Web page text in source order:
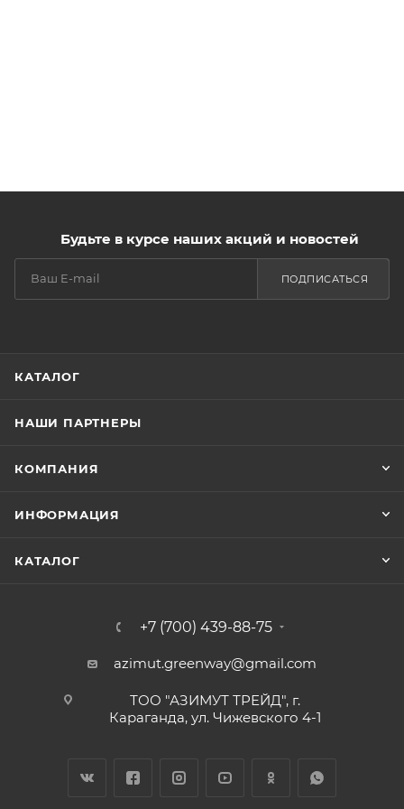
Будьте в курсе наших акций и новостей
ПОДПИСАТЬСЯ
КАТАЛОГ
НАШИ ПАРТНЕРЫ
КОМПАНИЯ
ИНФОРМАЦИЯ
КАТАЛОГ
+7 (700) 439-88-75
azimut.greenway@gmail.com
ТОО "АЗИМУТ ТРЕЙД", г.
Караганда, ул. Чижевского 4-1